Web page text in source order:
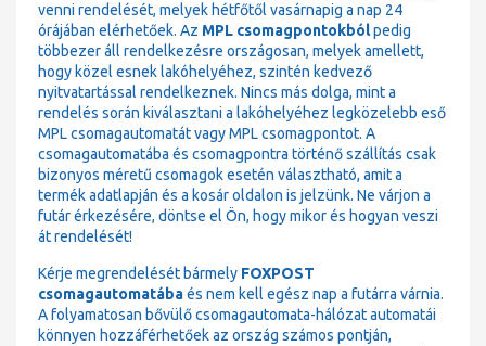
venni rendelését, melyek hétfőtől vasárnapig a nap 24
órájában elérhetőek. Az MPL csomagpontokbólpedig
többezer áll rendelkezésre országosan, melyek amellett,
hogy közel esnek lakóhelyéhez, szintén kedvező
nyitvatartással rendelkeznek. Nincs más dolga, mint a
rendelés során kiválasztani a lakóhelyéhez legközelebb eső
MPL csomagautomatát vagy MPL csomagpontot. A
csomagautomatába és csomagpontra történő szállítás csak
bizonyos méretű csomagok esetén választható, amit a
termék adatlapján és a kosár oldalon is jelzünk. Ne várjon a
futár érkezésére, döntse el Ön, hogy mikor és hogyan veszi
át rendelését!
Kérje megrendelését bármely FOXPOST
csomagautomatábaés nem kell egész nap a futárra várnia.
A folyamatosan bővülő csomagautomata-hálózat automatái
könnyen hozzáférhetőek az ország számos pontján,